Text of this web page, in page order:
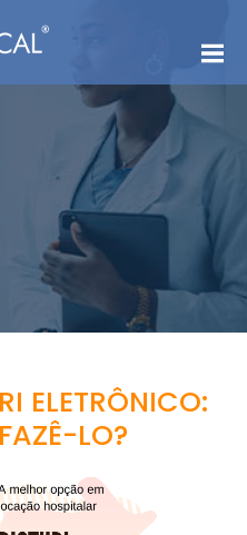
ELETRÔNICO:
LO?